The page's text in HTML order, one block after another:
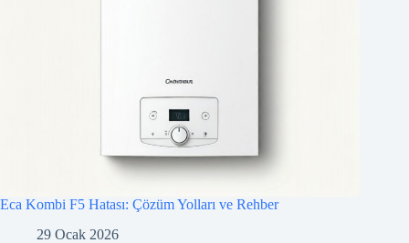
Eca Kombi F5 Hatası: Çözüm Yolları ve Rehber
29 Ocak 2026